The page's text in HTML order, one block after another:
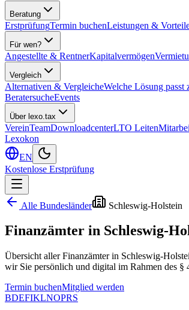
Beratung
ErstprüfungTermin buchenLeistungen &
Für wen?
Angestellte & RentnerKapitalvermögen
Vergleich
Alternativen & VergleicheWelche Lösung passt
BeratersucheEvents
Über lexo.tax
VereinTeamDownloadcenterLTO Leiten
Lexokon
EN
Kostenlose Erstprüfung
Alle Bundesländer Schleswig-Holstein
Finanzämter in Schleswig-
Übersicht aller Finanzämter in Schleswig-
wir Sie persönlich und digital im Rahmen des §
Termin buchenMitglied werden
BDEFIKLNOPRS